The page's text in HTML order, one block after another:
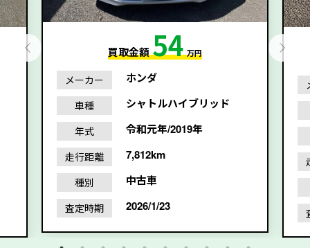
買取金額54 万円
メーカー ホンダ
車種 シャトルハイブリッド
年式 令和元年/2019年
走行距離 7,812km
種別 中古車
査定時期 2026/1/23